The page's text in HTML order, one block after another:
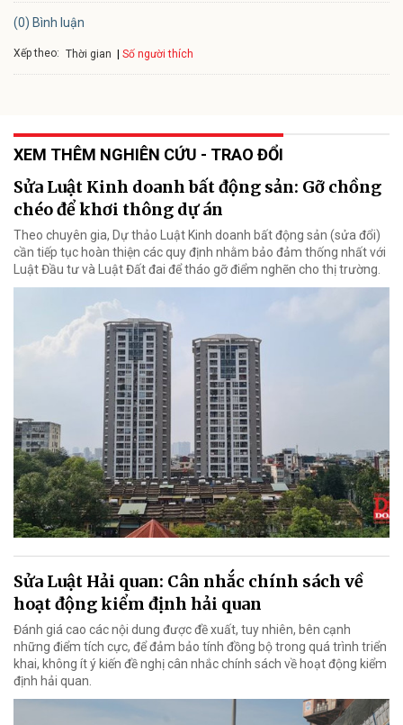
(0) Bình luận
Xếp theo: Thời gian Số người thích
XEM THÊM NGHIÊN CỨU - TRAO ĐỔI
Sửa Luật Kinh doanh bất động sản: Gỡ chồng
chéo để khơi thông dự án
Theo chuyên gia, Dự thảo Luật Kinh doanh bất động sản (sửa đổi)
cần tiếp tục hoàn thiện các quy định nhằm bảo đảm thống nhất với
Luật Đầu tư và Luật Đất đai để tháo gỡ điểm nghẽn cho thị trường.
Sửa Luật Hải quan: Cân nhắc chính sách về
hoạt động kiểm định hải quan
Đánh giá cao các nội dung được đề xuất, tuy nhiên, bên cạnh
những điểm tích cực, để đảm bảo tính đồng bộ trong quá trình triển
khai, không ít ý kiến đề nghị cân nhắc chính sách về hoạt động kiểm
định hải quan.